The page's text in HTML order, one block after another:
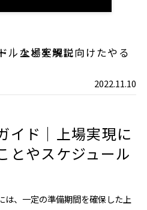
2022.11.10
イド｜上場実現に
とやスケジュール
、一定の準備期間を確保した上